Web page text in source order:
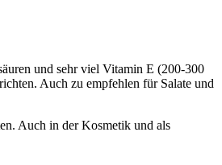
und sehr viel Vitamin E (200-300
Auch zu empfehlen für Salate und
Auch in der Kosmetik und als